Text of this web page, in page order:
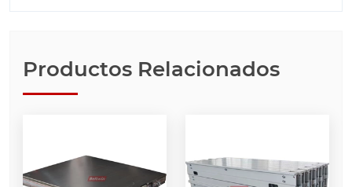
Productos Relacionados